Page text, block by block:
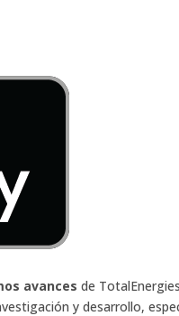
avances de
y desarrollo,